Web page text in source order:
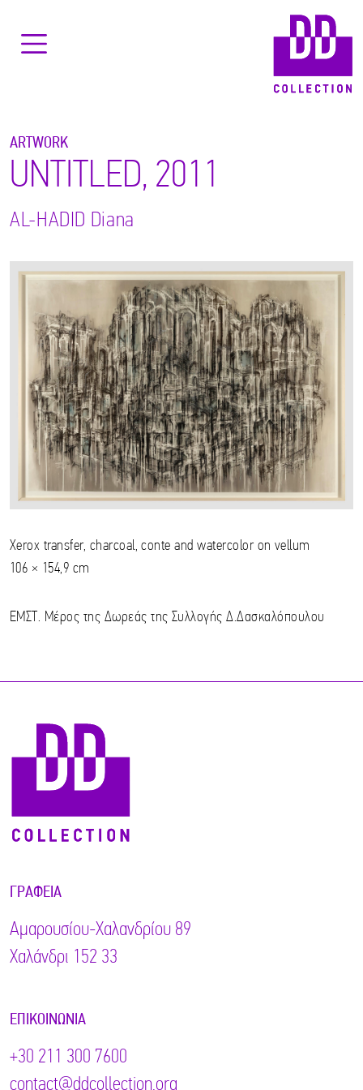
ARTWORK
UNTITLED, 2011
AL-HADID Diana
Xerox transfer, charcoal, conte and watercolor on vellum
106 × 154,9 cm
ΕΜΣΤ. Μέρος της Δωρεάς της Συλλογής Δ.Δασκαλόπουλου
ΓΡΑΦΕΊΑ
Αμαρουσίου-Χαλανδρίου 89
Χαλάνδρι 152 33
ΕΠΙΚΟΙΝΩΝΊΑ
+30 211 300 7600
contact@ddcollection.org